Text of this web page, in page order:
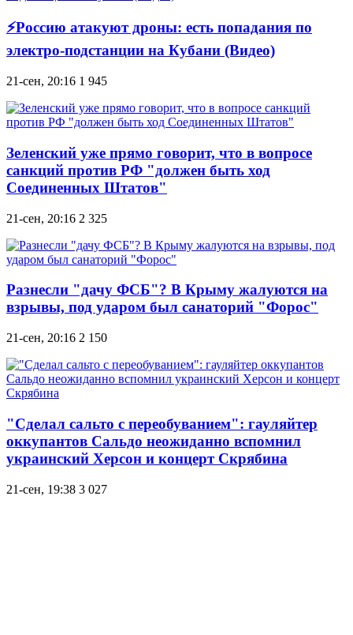
⚡Россию атакуют дроны: есть попадания по
электро-подстанции на Кубани (Видео)
21-сен, 20:16 1 945
Зеленский уже прямо говорит, что в вопросе
санкций против РФ "должен быть ход
Соединенных Штатов"
21-сен, 20:16 2 325
Разнесли "дачу ФСБ"? В Крыму жалуются на
взрывы, под ударом был санаторий "Форос"
21-сен, 20:16 2 150
"Сделал сальто с переобуванием": гауляйтер
оккупантов Сальдо неожиданно вспомнил
украинский Херсон и концерт Скрябина
21-сен, 19:38 3 027